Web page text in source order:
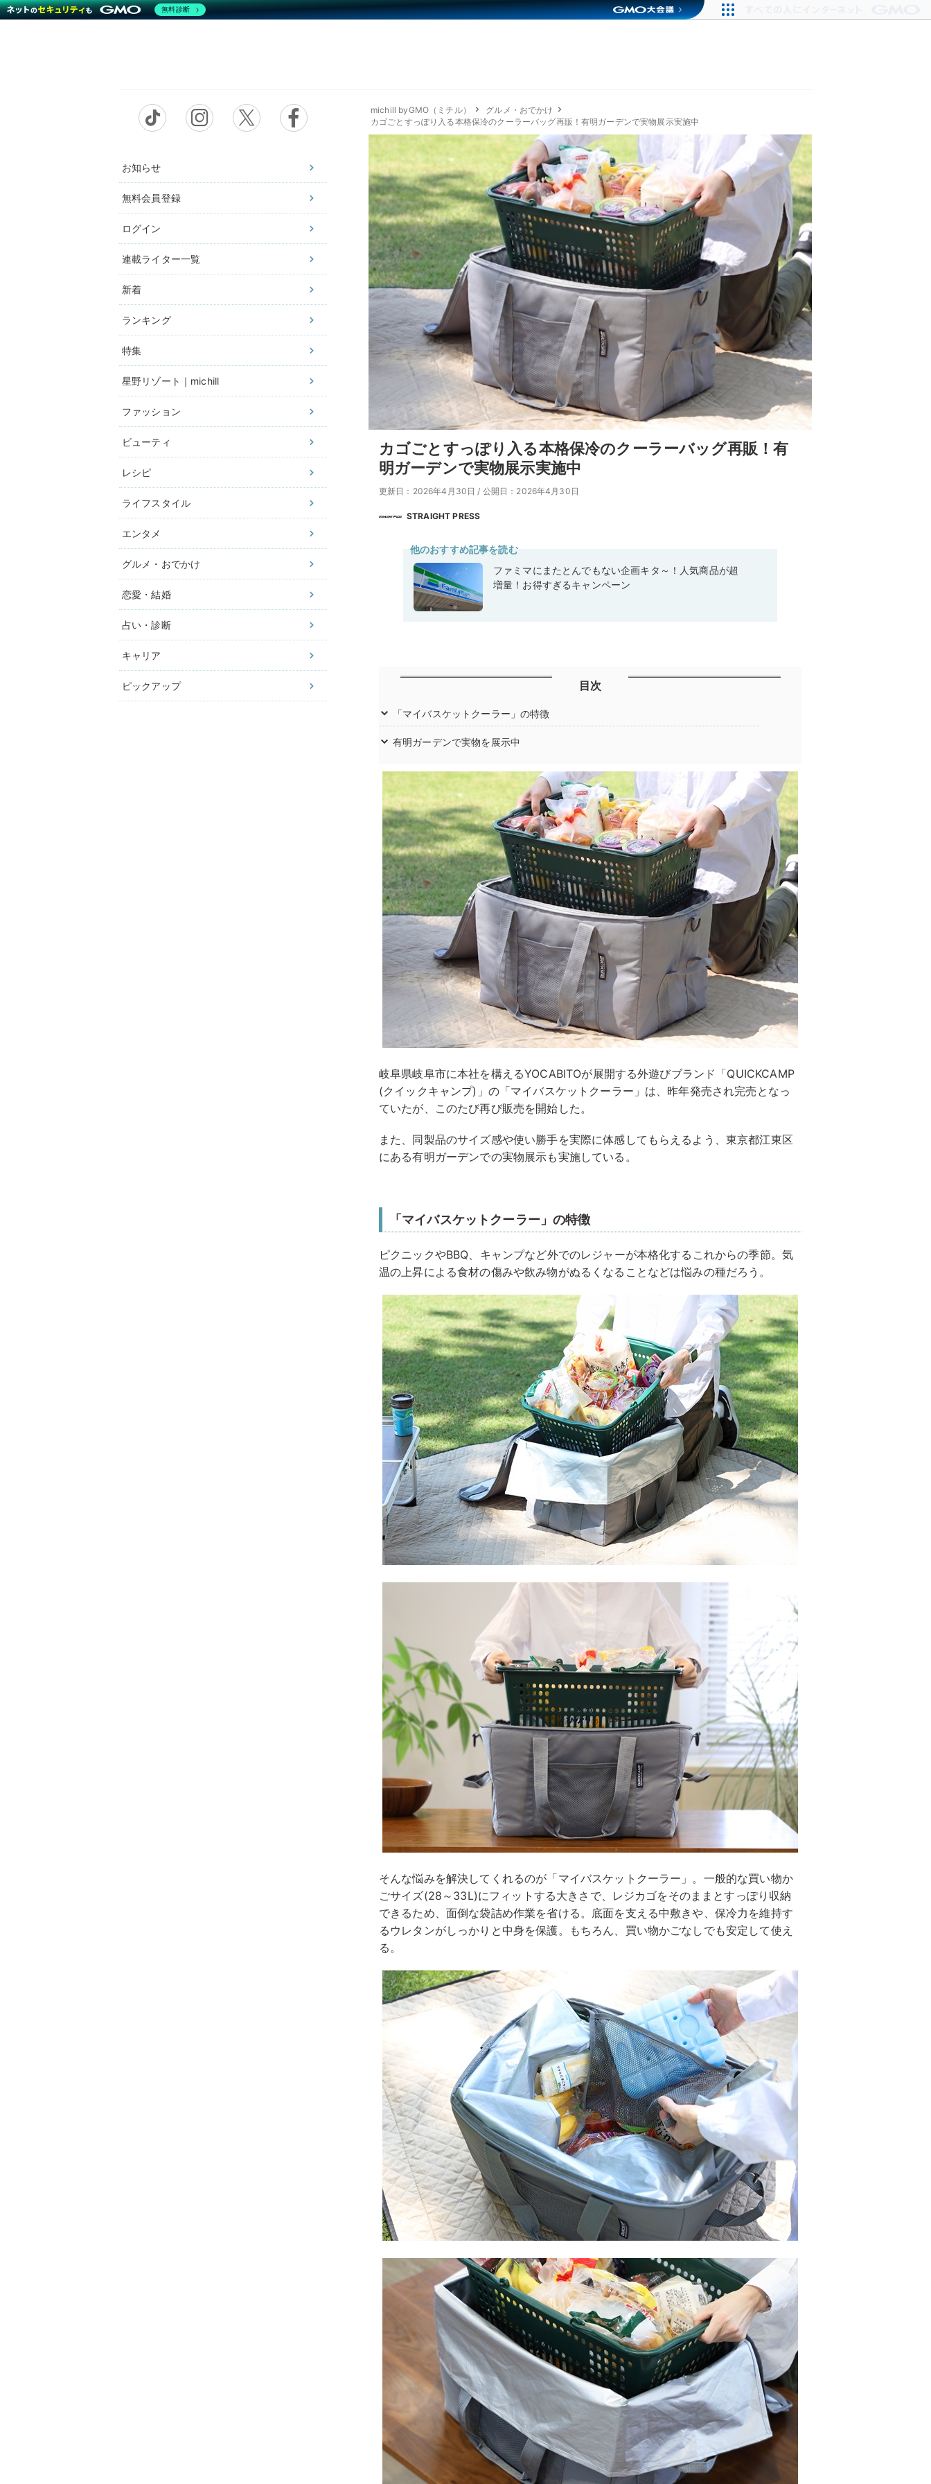
お知らせ
無料会員登録
ログイン
連載ライター一覧
新着
ランキング
特集
星野リゾート｜michill
ファッション
ビューティ
レシピ
ライフスタイル
エンタメ
グルメ・おでかけ
恋愛・結婚
占い・診断
キャリア
ピックアップ
michill byGMO（ミチル）
グルメ・おでかけ
カゴごとすっぽり入る本格保冷のクーラーバッグ再販！有明ガーデンで実物展示実施中
カゴごとすっぽり入る本格保冷のクーラーバッグ再販！有
明ガーデンで実物展示実施中
更新日：2026年4月30日 / 公開日：2026年4月30日
STRAIGHT PRESS
他のおすすめ記事を読む
ファミマにまたとんでもない企画キタ～！人気商品が超
増量！お得すぎるキャンペーン
目次
「マイバスケットクーラー」の特徴
有明ガーデンで実物を展示中
岐阜県岐阜市に本社を構えるYOCABITOが展開する外遊びブランド「QUICKCAMP
(クイックキャンプ)」の「マイバスケットクーラー」は、昨年発売され完売となっ
ていたが、このたび再び販売を開始した。
また、同製品のサイズ感や使い勝手を実際に体感してもらえるよう、東京都江東区
にある有明ガーデンでの実物展示も実施している。
「マイバスケットクーラー」の特徴
ピクニックやBBQ、キャンプなど外でのレジャーが本格化するこれからの季節。気
温の上昇による食材の傷みや飲み物がぬるくなることなどは悩みの種だろう。
そんな悩みを解決してくれるのが「マイバスケットクーラー」。一般的な買い物か
ごサイズ(28～33L)にフィットする大きさで、レジカゴをそのままとすっぽり収納
できるため、面倒な袋詰め作業を省ける。底面を支える中敷きや、保冷力を維持す
るウレタンがしっかりと中身を保護。もちろん、買い物かごなしでも安定して使え
る。
無料診断